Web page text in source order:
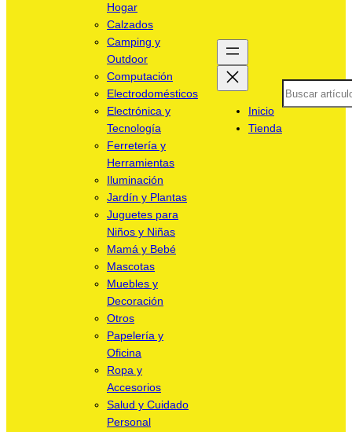
Hogar
Calzados
Camping y
Outdoor
Computación
Electrodomésticos
Electrónica y
Tecnología
Ferretería y
Herramientas
Iluminación
Jardín y Plantas
Juguetes para
Niños y Niñas
Mamá y Bebé
Mascotas
Muebles y
Decoración
Otros
Papelería y
Oficina
Ropa y
Accesorios
Salud y Cuidado
Personal
Inicio
Tienda
Search